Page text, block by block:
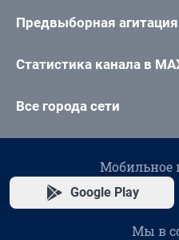
Предвыборная агитация
Статистика канала в
Все города сети
Мобильное
Google Play
Мы в